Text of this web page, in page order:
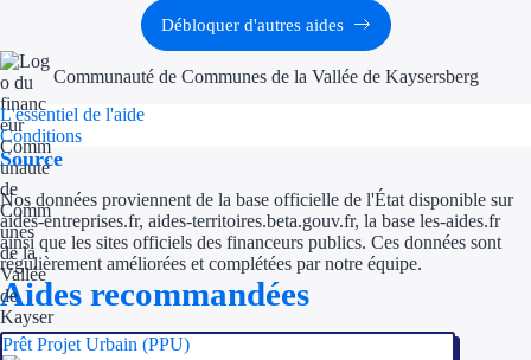
Recherche autonome
Ressources
FAQ
Débloquer d'autres aides
Communauté de Communes de la Vallée de Kaysersberg
L'essentiel de l'aide
Conditions
Source
Nos données proviennent de la base officielle de l'État disponible sur
aides-entreprises.fr, aides-territoires.beta.gouv.fr, la base les-aides.fr
ainsi que les sites officiels des financeurs publics. Ces données sont
régulièrement améliorées et complétées par notre équipe.
Aides recommandées
Prêt Projet Urbain (PPU)